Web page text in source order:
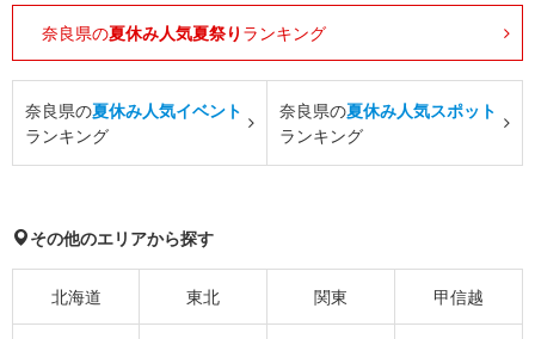
奈良県の夏休み人気夏祭り ランキング
奈良県の夏休み人気イベント
ランキング
奈良県の夏休み人気スポット
ランキング
その他のエリアから探す
北海道 東北 関東 甲信越